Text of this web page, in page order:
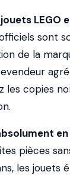
LEGO
sont
de la
les copies
pièces
les jouets